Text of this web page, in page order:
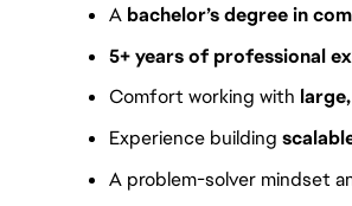
A bachelor’s degree in
5+ years of professional
Comfort working with
Experience building
A problem-solver mindset